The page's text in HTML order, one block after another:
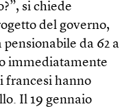
si chiede
del governo,
da 62 a
immediatamente
francesi hanno
Il 19 gennaio